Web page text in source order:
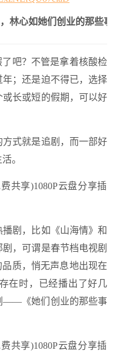
林心如她们创业的那些事
吧？不管是拿着核酸检
；还是迫不得已，选择
长或短的假期，可以好
式就是追剧，而一部好
。
剧，比如《山海情》和
，可谓是春节档电视剧
质，悄无声息地出现在
在时，已经播出了好几
——《她们创业的那些事